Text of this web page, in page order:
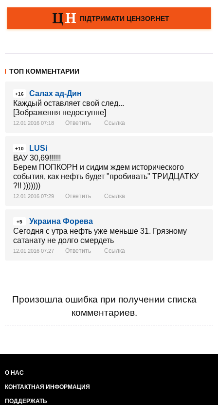
ТОП КОММЕНТАРИИ
+16
Салах ад-Дин
Каждый оставляет свой след...
[Зображення недоступне]
12.01.2016 07:18 Ответить Ссылка
+10
LUSi
ВАУ 30,69!!!!!!
Берем ПОПКОРН и сидим ждем исторического
события, как нефть будет "пробивать" ТРИДЦАТКУ
?!! )))))))
12.01.2016 07:29 Ответить Ссылка
+5
Украина Форева
Сегодня с утра нефть уже меньше 31. Грязному
сатанату не долго смердеть
12.01.2016 07:27 Ответить Ссылка
Произошла ошибка при получении списка
комментариев.
О НАС
КОНТАКТНАЯ ИНФОРМАЦИЯ
ПОДДЕРЖАТЬ